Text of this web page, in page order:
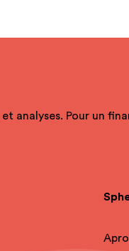
analyses. Pour un